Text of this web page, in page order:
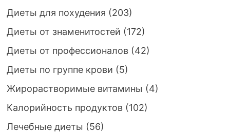
Диеты для похудения (203)
Диеты от знаменитостей (172)
Диеты от профессионалов(42)
Диеты по группе крови (5)
Жирорастворимые витамины (4)
Калорийность продуктов(102)
Лечебные диеты (56)